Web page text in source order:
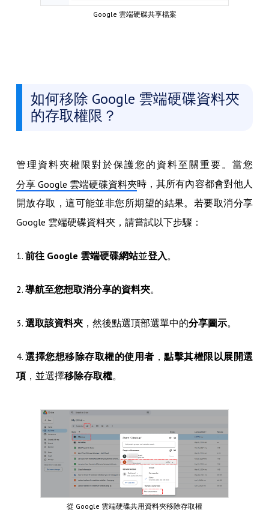
Google 雲端硬碟共享檔案
如何移除 Google 雲端硬碟資料夾
的存取權限？
管理資料夾權限對於保護您的資料至關重要。當您
分享 Google 雲端硬碟資料夾時，其所有內容都會對他人
開放存取，這可能並非您所期望的結果。若要取消分享
Google 雲端硬碟資料夾，請嘗試以下步驟：
1. 前往 Google 雲端硬碟網站並登入 。
2. 導航至您想取消分享的資料夾。
3. 選取該資料夾，然後點選頂部選單中的分享圖示。
4.選擇您想移除存取權的使用者 ，點擊其權限以展開選
項，並選擇移除存取權。
從 Google 雲端硬碟共用資料夾移除存取權